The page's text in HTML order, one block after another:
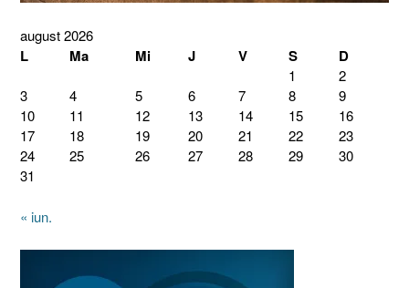
august 2026
L Ma Mi J V S D
1
2
3
4 5 6 7 8
9
10
11 12 13 14 15
16
17
18 19 20 21 22
23
24
25 26 27 28 29
30
31
« iun.